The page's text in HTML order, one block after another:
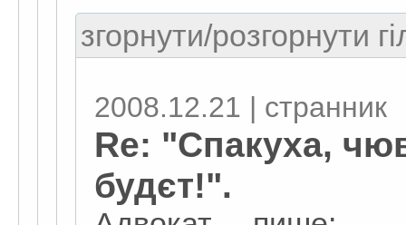
згорнути/розгорнути
2008.12.21 | странник
Re: "Спакуха,
будєт!".